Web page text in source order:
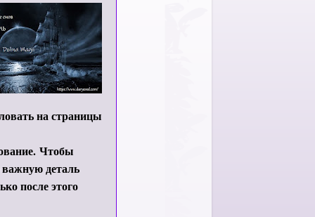
на страницы
Чтобы
важную деталь
после этого